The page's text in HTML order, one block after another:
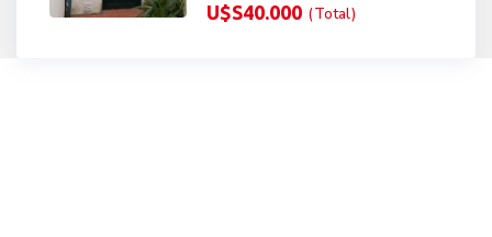
U$S40.000 (Total)